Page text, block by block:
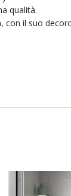
qualità.
con il suo